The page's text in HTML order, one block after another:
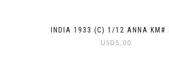
INDIA 1933 (C) 1/12 ANNA KM#
USD5,00